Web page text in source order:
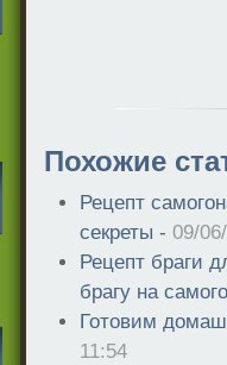
Похожие
Рецепт
секреты -09/
Рецепт браги
брагу на
Готовим
11:54